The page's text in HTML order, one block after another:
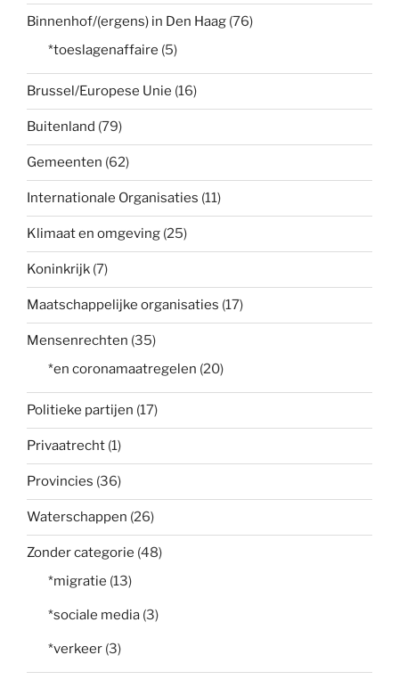
Binnenhof/(ergens) in Den Haag (76)
*toeslagenaffaire (5)
Brussel/Europese Unie (16)
Buitenland (79)
Gemeenten (62)
Internationale Organisaties (11)
Klimaat en omgeving (25)
Koninkrijk (7)
Maatschappelijke organisaties (17)
Mensenrechten (35)
*en coronamaatregelen (20)
Politieke partijen (17)
Privaatrecht (1)
Provincies (36)
Waterschappen (26)
Zonder categorie (48)
*migratie (13)
*sociale media (3)
*verkeer (3)